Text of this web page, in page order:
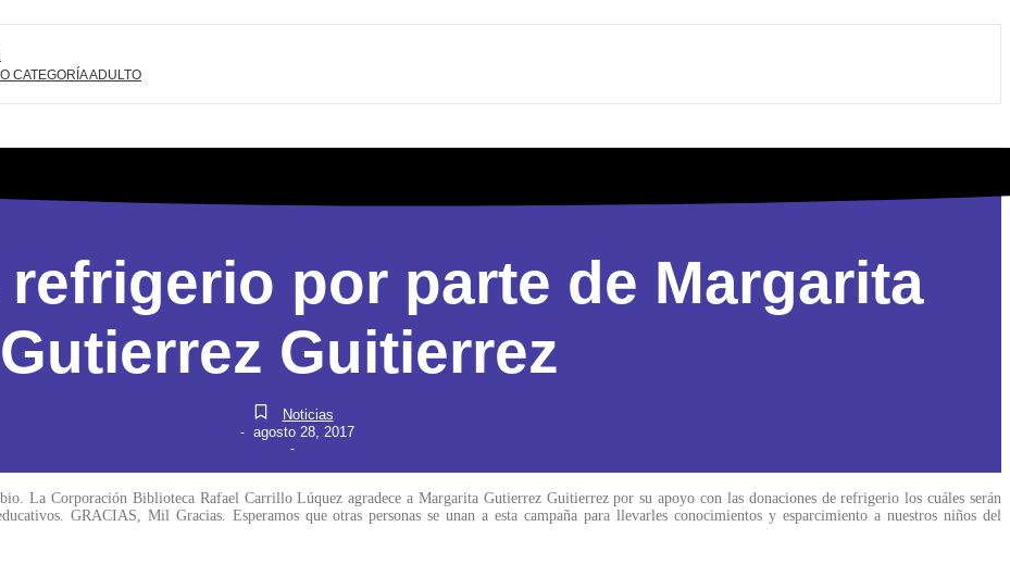
CATEGORÍA ADULTO
por parte de Margarita
Gutierrez Guitierrez
Noticias
- agosto 28, 2017
-
La Corporación Biblioteca Rafael Carrillo Lúquez agradece a Margarita Gutierrez Guitierrez por su apoyo con las donaciones de refrigerio los cuáles serán
GRACIAS, Mil Gracias. Esperamos que otras personas se unan a esta campaña para llevarles conocimientos y esparcimiento a nuestros niños del